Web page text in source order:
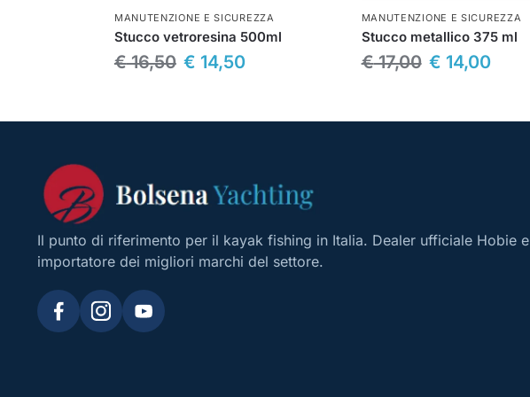
MANUTENZIONE E SICUREZZA
Stucco vetroresina 500ml
€16,50 € 14,50
MANUTENZIONE E SICUREZZA
Stucco metallico 375 ml
€17,00 € 14,00
Il punto di riferimento per il kayak fishing in Italia. Dealer ufficiale Hobie e
importatore dei migliori marchi del settore.